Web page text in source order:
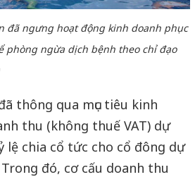
đã ngưng hoạt động kinh doanh phục
phòng ngừa dịch bệnh theo chỉ đạo
thông qua mục tiêu kinh
thu (không thuế VAT) dự
lệ chia cổ tức cho cổ đông dự
đó, cơ cấu doanh thu